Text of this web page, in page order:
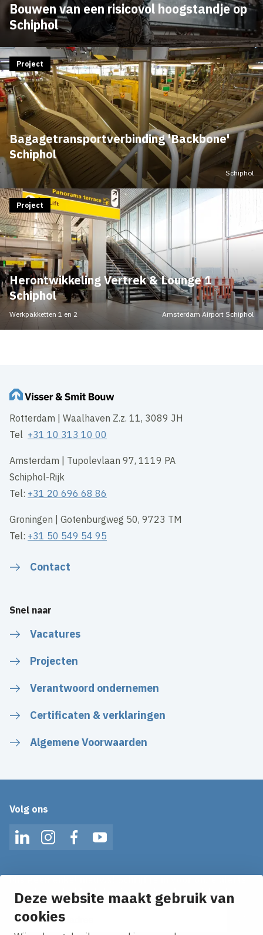
Deze website maakt gebruik van
cookies
Bouwen van een risicovol hoogstandje op
Schiphol
Bagagetransportverbinding 'Backbone'
Schiphol
Project
Schiphol
Herontwikkeling Vertrek & Lounge 1
Schiphol
Project
Werkpakketten 1 en 2 Amsterdam Airport Schiphol
Rotterdam | Waalhaven Z.z. 11, 3089 JH
Tel +31 10 313 10 00
Amsterdam | Tupolevlaan 97, 1119 PA
Schiphol-Rijk
Tel: +31 20 696 68 86
Groningen | Gotenburgweg 50, 9723 TM
Tel: +31 50 549 54 95
Contact
Snel naar
Vacatures
Projecten
Verantwoord ondernemen
Certificaten & verklaringen
Algemene Voorwaarden
Volg ons
LinkedInInstagramFacebookYouTube
en ontvang het laatste nieuws direct in je inbox!
E-mailadres